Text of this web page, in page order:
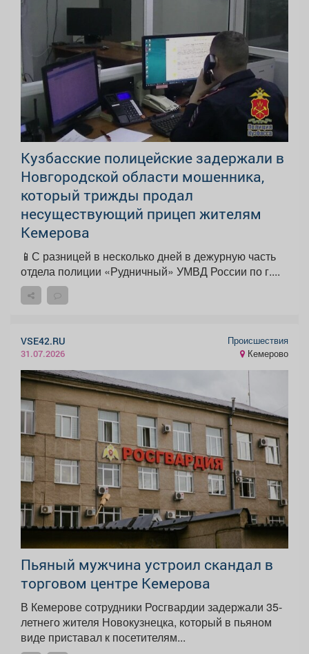
Кузбасские полицейские задержали в
Новгородской области мошенника,
который трижды продал
несуществующий прицеп жителям
Кемерова
📱С разницей в несколько дней в дежурную часть
отдела полиции «Рудничный» УМВД России по г....
VSE42.RU
31.07.2026
Происшествия
Кемерово
Пьяный мужчина устроил скандал в
торговом центре Кемерова
В Кемерове сотрудники Росгвардии задержали 35-
летнего жителя Новокузнецка, который в пьяном
виде приставал к посетителям...